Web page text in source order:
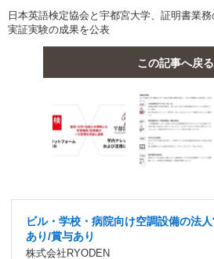
日本英語検定協会と宇都宮大学、証明書業
実証実験の成果を公表
この記事へ戻る
ビル・学校・病院向け空調設備の法
あり/賞与あり
株式会社RYODEN